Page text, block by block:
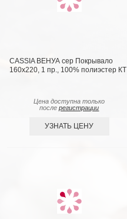
CASSIA ВЕНУА сер Покрывало
160х220, 1 пр., 100% полиэстер КТ
Цена доступна только
послерегистрации
УЗНАТЬ ЦЕНУ